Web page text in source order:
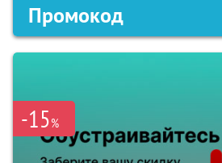
Промокод
-15%